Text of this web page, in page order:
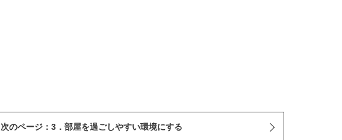
次のページ：3．部屋を過ごしやすい環境にする